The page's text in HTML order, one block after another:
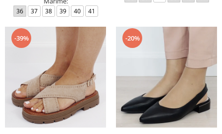
36 37 38 39 40 41
-39% -20%